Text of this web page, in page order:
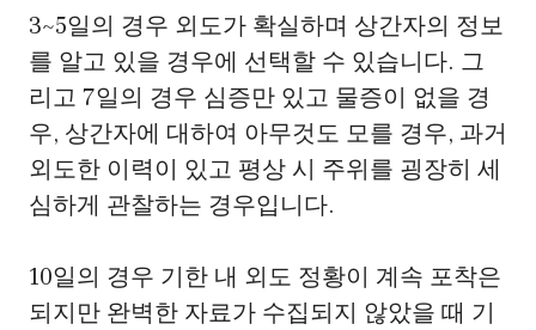
3~5일의 경우 외도가 확실하며 상간자의 정보
를 알고 있을 경우에 선택할 수 있습니다. 그
리고 7일의 경우 심증만 있고 물증이 없을 경
우, 상간자에 대하여 아무것도 모를 경우, 과거
외도한 이력이 있고 평상 시 주위를 굉장히 세
심하게 관찰하는 경우입니다.
10일의 경우 기한 내 외도 정황이 계속 포착은
되지만 완벽한 자료가 수집되지 않았을 때 기